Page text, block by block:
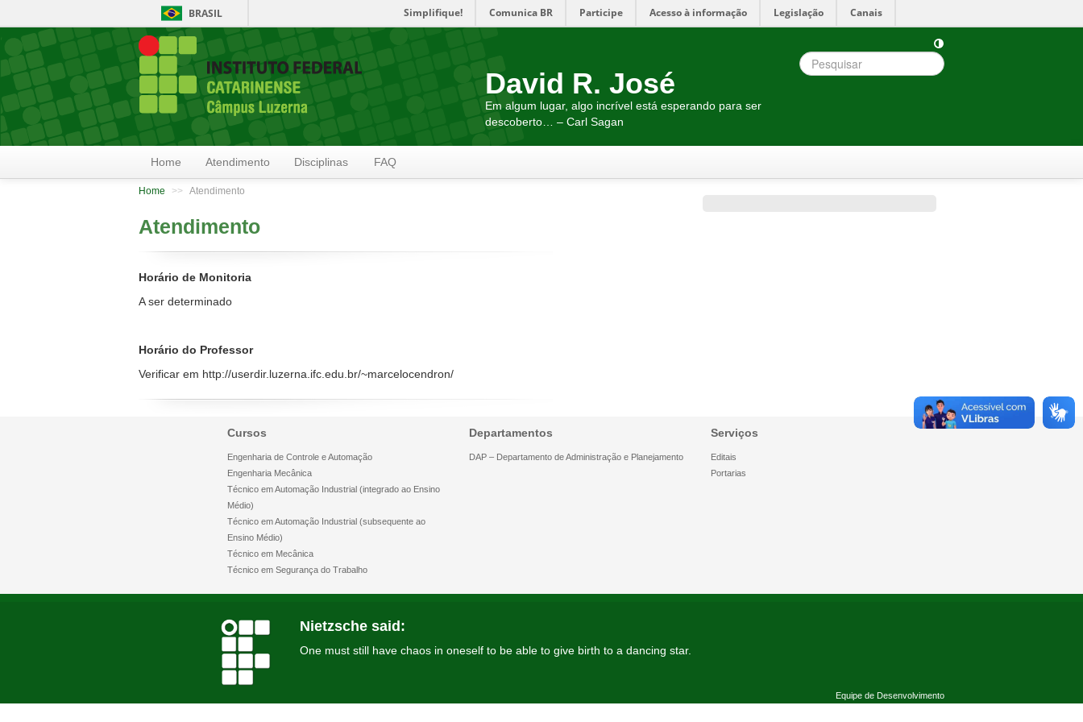
BRASIL Simplifique! Comunica BR Participe Acesso à informação Legislação Canais
David R. José
Em algum lugar, algo incrível está esperando para ser
descoberto… – Carl Sagan
Home Atendimento Disciplinas FAQ
Home >> Atendimento
Atendimento
Horário de Monitoria
A ser determinado
Horário do Professor
Verificar em http://userdir.luzerna.ifc.edu.br/~marcelocendron/
Cursos
Engenharia de Controle e Automação
Engenharia Mecânica
Técnico em Automação Industrial (integrado ao Ensino
Médio)
Técnico em Automação Industrial (subsequente ao
Ensino Médio)
Técnico em Mecânica
Técnico em Segurança do Trabalho
Departamentos
DAP – Departamento de Administração e Planejamento
Serviços
Editais
Portarias
Nietzsche said:
One must still have chaos in oneself to be able to give birth to a dancing star.
Equipe de Desenvolvimento